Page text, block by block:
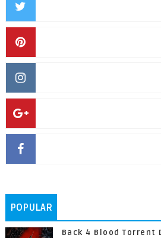
POPULAR
Back 4 Blood Torrent